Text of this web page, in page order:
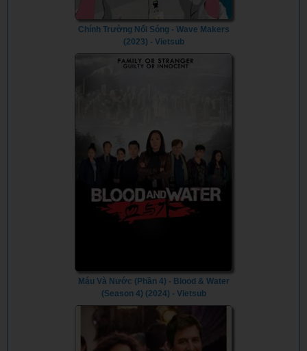
Chính Trường Nổi Sóng - Wave Makers
(2023) - Vietsub
Máu Và Nước (Phần 4) - Blood & Water
(Season 4) (2024) - Vietsub